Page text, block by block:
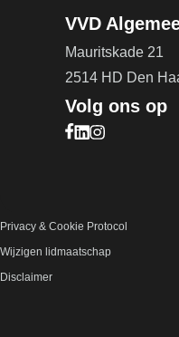
VVD
Mauritskade 21
2514 HD Den
Volg ons op
Bezoek onze
Bezoek onze
Bezoek
Privacy & Cookie Protocol
Wijzigen lidmaatschap
Disclaimer